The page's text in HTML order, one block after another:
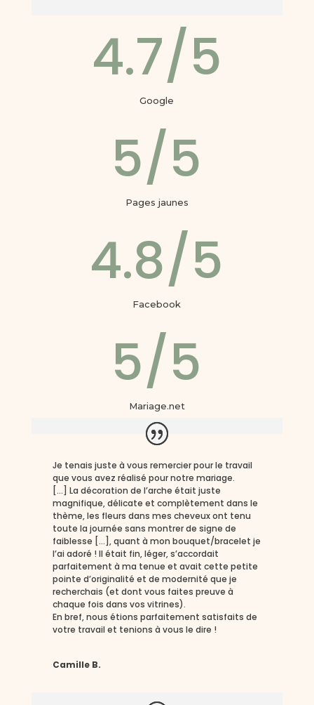
4.7/5
Google
5/5
Pages jaunes
4.8/5
Facebook
5/5
Mariage.net
Je tenais juste à vous remercier pour le travail
que vous avez réalisé pour notre mariage.
[…] La décoration de l’arche était juste
magnifique, délicate et complètement dans le
thème, les fleurs dans mes cheveux ont tenu
toute la journée sans montrer de signe de
faiblesse […], quant à mon bouquet/bracelet je
l’ai adoré ! Il était fin, léger, s’accordait
parfaitement à ma tenue et avait cette petite
pointe d’originalité et de modernité que je
recherchais (et dont vous faites preuve à
chaque fois dans vos vitrines).
En bref, nous étions parfaitement satisfaits de
votre travail et tenions à vous le dire !
Camille B.